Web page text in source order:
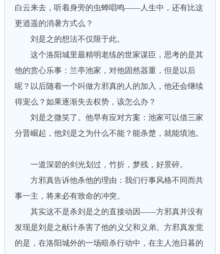
白云来去，听着身旁的虫蝉唱鸣——人生中，还有比这
更逍遥的消暑方式么？
刘是之的想法不仅限于此。
这个洛阳城里最精明老练的世家谋臣，思考的是其
他的赏心乐事：兰亭池家，对他固然器重，但是以后
呢？以后随着一个叫做方邪真的人的加入，他还会继续
得宠么？如果逐渐失去权势，该怎么办？
刘是之微笑了。他早有应对方案：池家可以借三家
分晋崛起，他刘是之为什么不能？能杀楚，就能填池。
一道深碧的剑光划过，竹折，梦残，好景碎。
方邪真告诉他杀他的理由：我们行事风格不同而共
事一主，将来必有致命的冲突。
其实这不是杀刘是之的直接动因——方邪真并没有
发现是刘是之献计杀害了他的义父和义弟。方邪真发觉
的是，在洛阳城外的一场暗杀行动中，在主人池日暮的